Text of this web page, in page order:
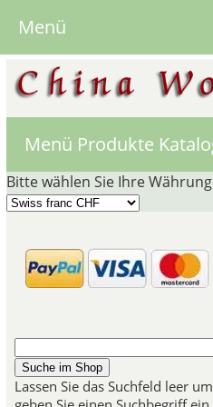
Menü Produkte
Bitte wählen Sie Ihre Währung
Lassen Sie das Suchfeld leer
Menü